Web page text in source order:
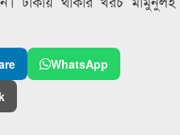
WhatsApp